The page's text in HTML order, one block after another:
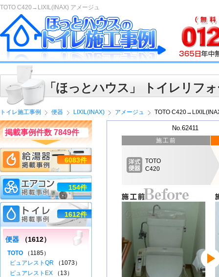
TOTO C420→LIXIL(INAX) アメージュ
「ほっとハウス」 トイレリフ
トイレ施工事例 便器 LIXIL(INAX) アメージュ TOTO
No.62411
施工前
TOTO
C420
掲載事例件数 7849件
6083件
154件
1612件
便器 （1612）
TOTO （1185）
ピュアレストQR （1073）
ピュアレストEX （13）